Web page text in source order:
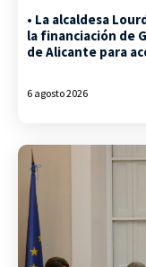
• La alcaldesa
la financiación de
de Alicante para
6 agosto 2026